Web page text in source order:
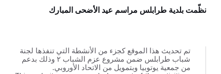
نظّمت بلدية طرابلس مراسم عيد الأضحى المبارك
تم تحديث هذا الموقع كجزء من الأنشطة التي تنفذها لجنة
شباب طرابلس ضمن مشروع عزم الشباب ٢ وذلك بدعم
من جمعية يوتوبيا وبتمويل من الاتحاد الأوروبي.